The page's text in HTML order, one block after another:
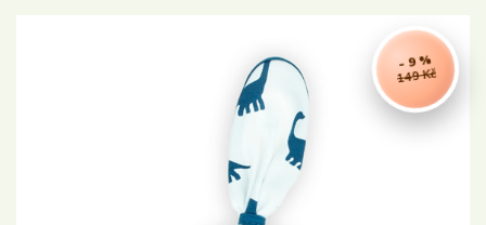
149 Kč
- 9 %